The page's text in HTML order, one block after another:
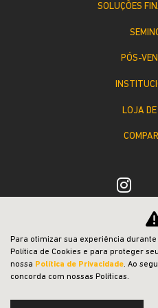
SOLUÇÕES
PÓS-
LOJA
Desacelere.
Para otimizar sua experiência
Política de Cookies e para proteger
nossa Política de Privacidade. Ao
concorda com nossas Políticas.